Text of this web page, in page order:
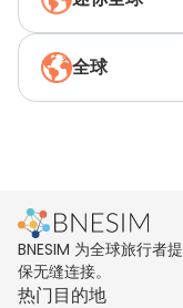
全球
BNESIM 为全球旅行者
保无缝连接。
热门目的地